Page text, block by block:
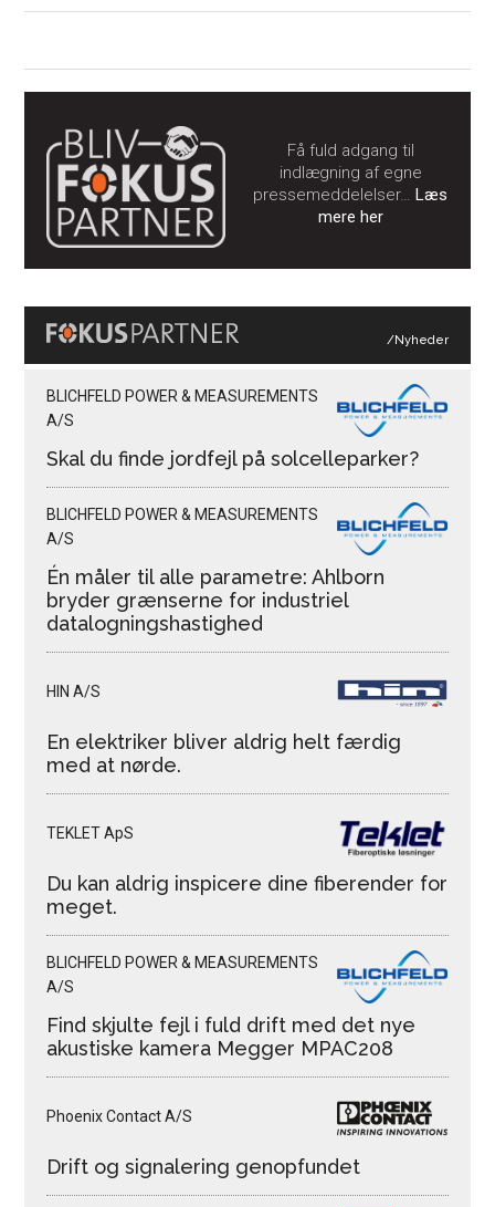
Få fuld adgang til
indlægning af egne
pressemeddelelser…Læs
mere her
/Nyheder
BLICHFELD POWER & MEASUREMENTS
A/S
Skal du finde jordfejl på solcelleparker?
BLICHFELD POWER & MEASUREMENTS
A/S
Én måler til alle parametre: Ahlborn
bryder grænserne for industriel
datalogningshastighed
HIN A/S
En elektriker bliver aldrig helt færdig
med at nørde.
TEKLET ApS
Du kan aldrig inspicere dine fiberender for
meget.
BLICHFELD POWER & MEASUREMENTS
A/S
Find skjulte fejl i fuld drift med det nye
akustiske kamera Megger MPAC208
Phoenix Contact A/S
Drift og signalering genopfundet